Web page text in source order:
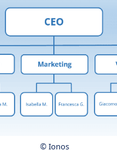
© Ionos